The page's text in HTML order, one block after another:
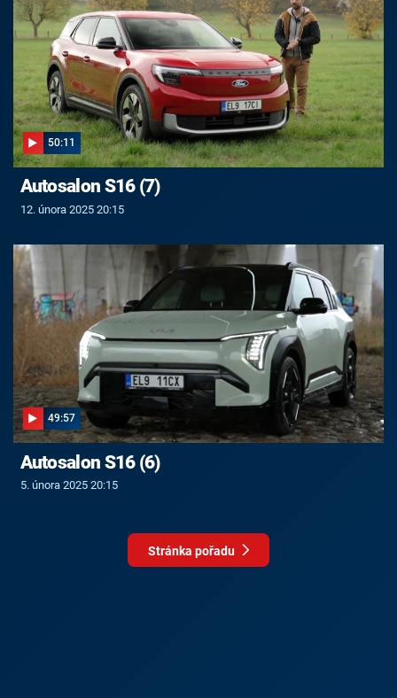
50:11
Autosalon S16 (7)
12. února 2025 20:15
49:57
Autosalon S16 (6)
5. února 2025 20:15
Stránka pořadu